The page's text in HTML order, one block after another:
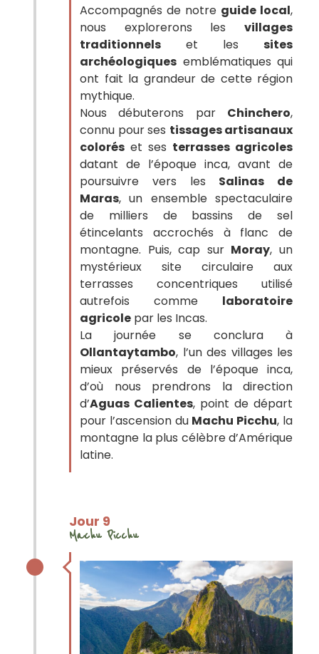
Accompagnés de notre guide local,
nous explorerons les villages
traditionnels et les sites
archéologiques emblématiques qui
ont fait la grandeur de cette région
mythique.
Nous débuterons par Chinchero,
connu pour ses tissages artisanaux
colorés et ses terrasses agricoles
datant de l’époque inca, avant de
poursuivre vers les Salinas de
Maras, un ensemble spectaculaire
de milliers de bassins de sel
étincelants accrochés à flanc de
montagne. Puis, cap sur Moray, un
mystérieux site circulaire aux
terrasses concentriques utilisé
autrefois comme laboratoire
agricole par les Incas.
La journée se conclura à
Ollantaytambo, l’un des villages les
mieux préservés de l’époque inca,
d’où nous prendrons la direction
d’Aguas Calientes, point de départ
pour l’ascension du Machu Picchu, la
montagne la plus célèbre d’Amérique
latine.
Jour 9
Machu Picchu